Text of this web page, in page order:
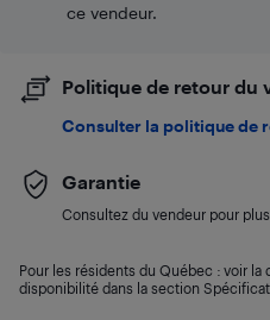
ce vendeur.
Politique de retour du
Consulter la politique de
Garantie
Consultez du vendeur pour plus
Pour les résidents du Québec : voir la
disponibilité dans la section